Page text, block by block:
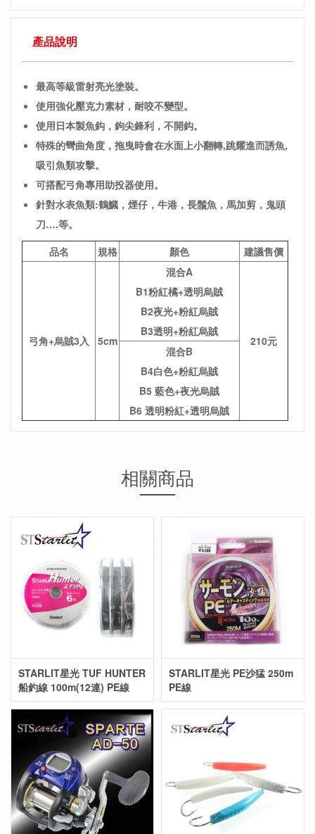
產品說明
最高等級雷射亮光塗裝。
使用強化壓克力素材，耐咬不變型。
使用日本製魚鈎，鉤尖鋒利，不開鈎。
特殊的彎曲角度，拖曳時會在水面上小翻轉,跳耀進而誘魚,
吸引魚類攻擊。
可搭配弓角專用助投器使用。
針對水表魚類:鶴鱵，煙仔，牛港，長鬚魚，馬加剪，鬼頭
刀….等。
品名
規格 顏色 建議售價
弓角+烏賊3入 5cm
混合A
B1粉紅橘+透明烏賊
B2夜光+粉紅烏賊
B3透明+粉紅烏賊
210元
混合B
B4白色+粉紅烏賊
B5 藍色+夜光烏賊
B6 透明粉紅+透明烏賊
相關商品
STARLIT星光 TUF HUNTER
船釣線 100m(12連) PE線
STARLIT星光 PE沙猛 250m
PE線